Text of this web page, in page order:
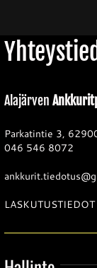
Alajärven
Parkatintie 3,
046 546 8072
LASKUTUSTIEDOT